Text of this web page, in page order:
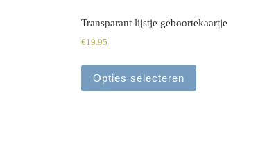
Transparant lijstje geboortekaartje
€19.95
Opties selecteren